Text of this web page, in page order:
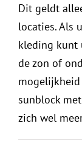
Dit geldt
locaties. Als
kleding kunt
de zon of
sunblock
zich wel